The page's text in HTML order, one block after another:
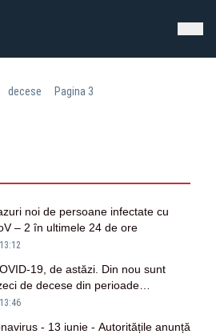
decese Pagina 3
noi de persoane infectate cu
– 2 în ultimele 24 de ore
19, de astăzi. Din nou sunt
de decese din perioade
- 13 iunie - Autoritățile anunță